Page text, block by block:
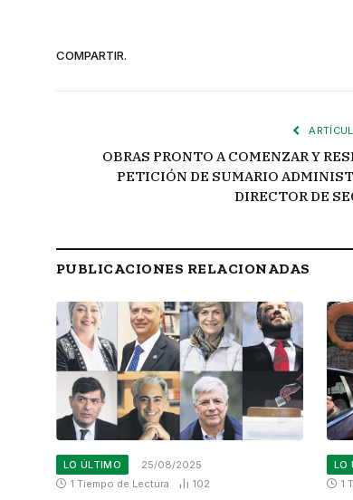
COMPARTIR.
OBRAS PRONTO A COMENZAR Y
PETICIÓN DE SUMARIO
DIRECTOR DE
PUBLICACIONES RELACIONADAS
LO ÚLTIMO
25/08/2025
1 Tiempo de Lectura
102
LO
1